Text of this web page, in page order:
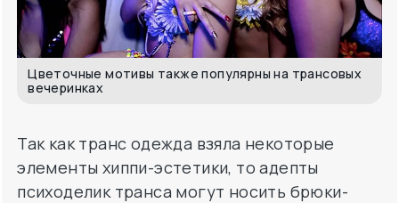
Цветочные мотивы также популярны на трансовых
вечеринках
Так как транс одежда взяла некоторые
элементы хиппи-эстетики, то адепты
психоделик транса могут носить брюки-